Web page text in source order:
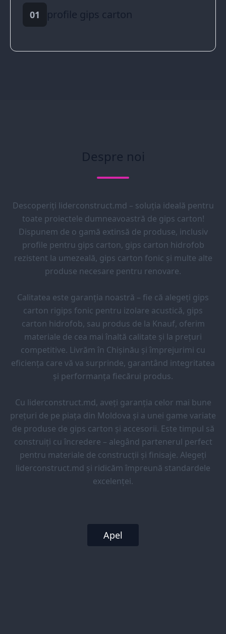
01 profile gips carton
Despre noi
Descoperiți liderconstruct.md – soluția ideală pentru
toate proiectele dumneavoastră de gips carton!
Dispunem de o gamă extinsă de produse, inclusiv
profile pentru gips carton, gips carton hidrofob
rezistent la umezeală, gips carton fonic și multe alte
produse necesare pentru renovare.
Calitatea este garanția noastră – fie că alegeți gips
carton rigips fonic pentru izolare acustică, gips
carton hidrofob, sau produs de la Knauf, oferim
materiale de cea mai înaltă calitate și la prețuri
competitive. Livrăm în Chișinău și împrejurimi cu
eficiența care vă va surprinde, garantând integritatea
și performanța fiecărui produs.
Cu liderconstruct.md, aveți garanția celor mai bune
prețuri de pe piața din Moldova și a unei game variate
de produse de gips carton și accesorii. Este timpul să
construiți cu încredere – alegând partenerul perfect
pentru materiale de construcții și finisaje. Alegeți
liderconstruct.md și ridicăm împreună standardele
excelenței.
Apel